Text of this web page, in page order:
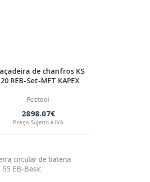
de chanfros KS
REB-Set-MFT KAPEX
Festool
2898.07€
Preço Sujeito a IVA